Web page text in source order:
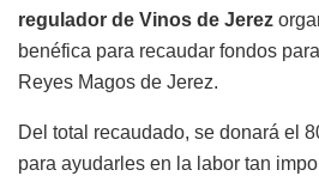
regulador de Vinos de Jerez
benéfica para recaudar fondos
Reyes Magos de Jerez.
Del total recaudado, se donará el
para ayudarles en la labor tan